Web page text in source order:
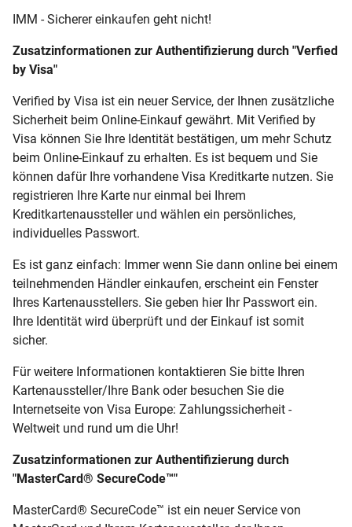
IMM - Sicherer einkaufen geht nicht!
Zusatzinformationen zur Authentifizierung durch "Verfied
by Visa"
Verified by Visa ist ein neuer Service, der Ihnen zusätzliche
Sicherheit beim Online-Einkauf gewährt. Mit Verified by
Visa können Sie Ihre Identität bestätigen, um mehr Schutz
beim Online-Einkauf zu erhalten. Es ist bequem und Sie
können dafür Ihre vorhandene Visa Kreditkarte nutzen. Sie
registrieren Ihre Karte nur einmal bei Ihrem
Kreditkartenaussteller und wählen ein persönliches,
individuelles Passwort.
Es ist ganz einfach: Immer wenn Sie dann online bei einem
teilnehmenden Händler einkaufen, erscheint ein Fenster
Ihres Kartenausstellers. Sie geben hier Ihr Passwort ein.
Ihre Identität wird überprüft und der Einkauf ist somit
sicher.
Für weitere Informationen kontaktieren Sie bitte Ihren
Kartenaussteller/Ihre Bank oder besuchen Sie die
Internetseite von Visa Europe: Zahlungssicherheit -
Weltweit und rund um die Uhr!
Zusatzinformationen zur Authentifizierung durch
"MasterCard® SecureCode™"
MasterCard® SecureCode™ ist ein neuer Service von